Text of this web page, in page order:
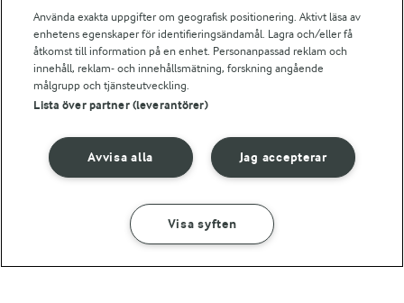
GÖR SÅ HÄR INGREDIENSER
Följ oss
© 2026 Arla Foods
Använda exakta uppgifter om geografisk positionering. Aktivt läsa av
enhetens egenskaper för identifieringsändamål. Lagra och/eller få
åtkomst till information på en enhet. Personanpassad reklam och
innehåll, reklam- och innehållsmätning, forskning angående
målgrupp och tjänsteutveckling.
Lista över partner (leverantörer)
Jag accepterar
Avvisa alla
Visa syften